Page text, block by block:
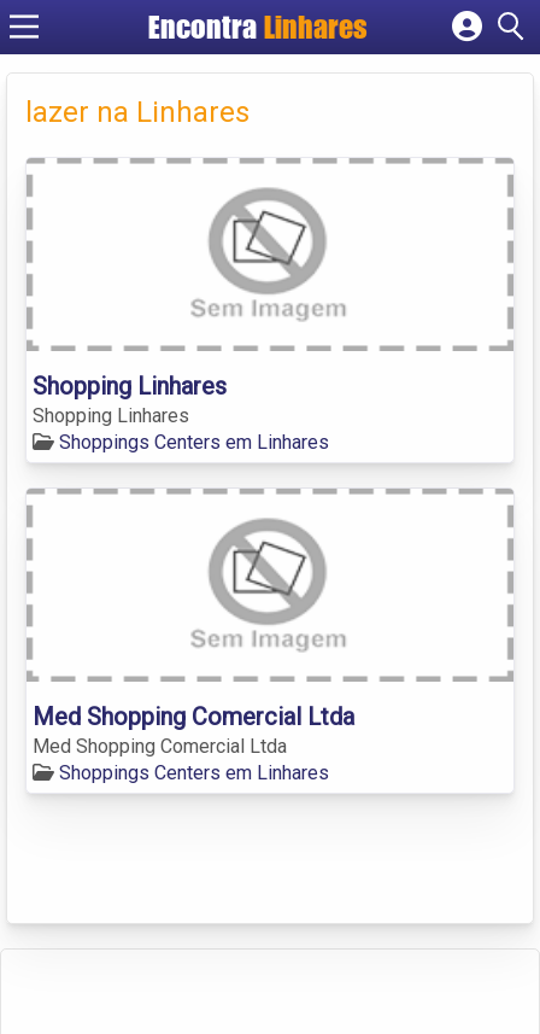
EncontraLinhares
Cadastrar empresa
Criar conta
lazer na Linhares
Shopping Linhares
Shopping Linhares
Shoppings Centers em Linhares
Med Shopping Comercial Ltda
Med Shopping Comercial Ltda
Shoppings Centers em Linhares